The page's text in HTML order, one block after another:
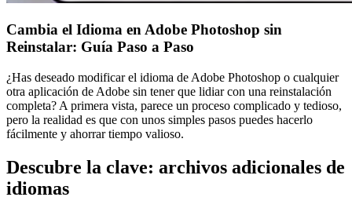
Cambia el Idioma en Adobe Photoshop sin
Reinstalar: Guía Paso a Paso
¿Has deseado modificar el idioma de Adobe Photoshop o cualquier
otra aplicación de Adobe sin tener que lidiar con una reinstalación
completa? A primera vista, parece un proceso complicado y tedioso,
pero la realidad es que con unos simples pasos puedes hacerlo
fácilmente y ahorrar tiempo valioso.
Descubre la clave: archivos adicionales de
idiomas